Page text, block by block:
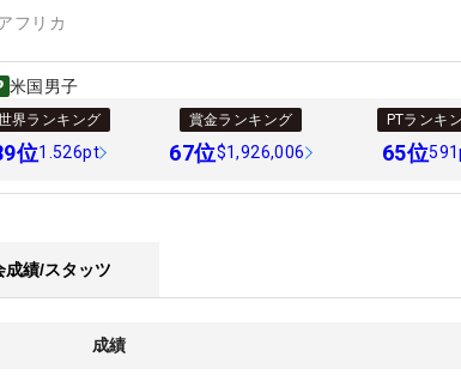
フリカ
米国男子
界ランキング
位1.526pt
賞金ランキング
67位$1,926,006
PTランキ
65位
成績/スタッツ
成績